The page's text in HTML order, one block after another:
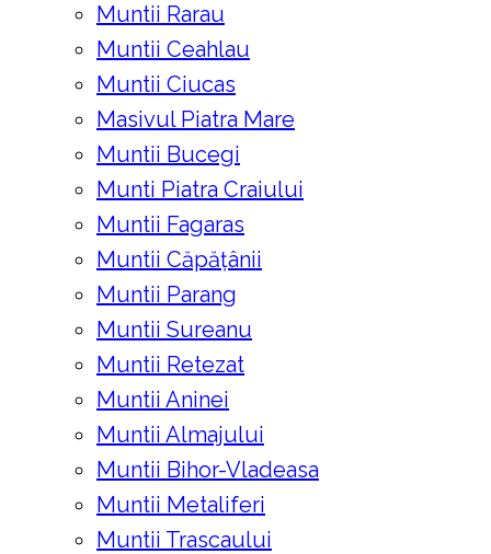
Muntii Rarau
Muntii Ceahlau
Muntii Ciucas
Masivul Piatra Mare
Muntii Bucegi
Munti Piatra Craiului
Muntii Fagaras
Muntii Căpățânii
Muntii Parang
Muntii Sureanu
Muntii Retezat
Muntii Aninei
Muntii Almajului
Muntii Bihor-Vladeasa
Muntii Metaliferi
Muntii Trascaului